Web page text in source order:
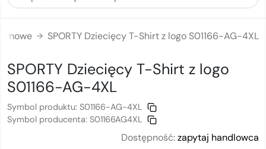
→ SPORTY Dziecięcy T-Shirt z logo S01166-AG-4XL
SPORTY Dziecięcy T-Shirt z logo
S01166-AG-4XL
Symbol produktu: S01166-AG-4XL
Symbol producenta: S01166AG4XL
Dostępność:zapytaj handlowca